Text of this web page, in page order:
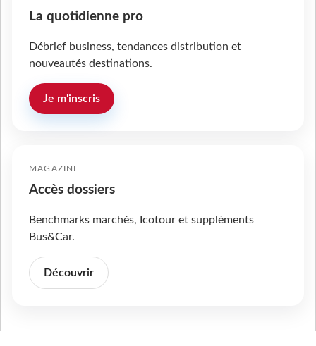
La quotidienne pro
Débrief business, tendances distribution et
nouveautés destinations.
Je m'inscris
MAGAZINE
Accès dossiers
Benchmarks marchés, Icotour et suppléments
Bus&Car.
Découvrir